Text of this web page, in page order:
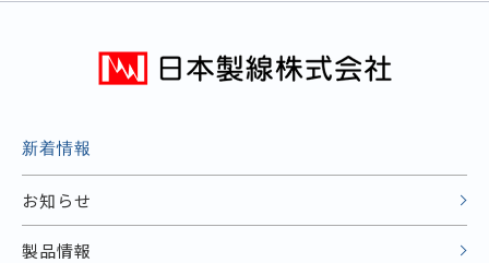
新着情報
お知らせ
製品情報